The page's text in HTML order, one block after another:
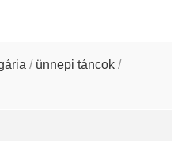
/ ünnepi táncok /